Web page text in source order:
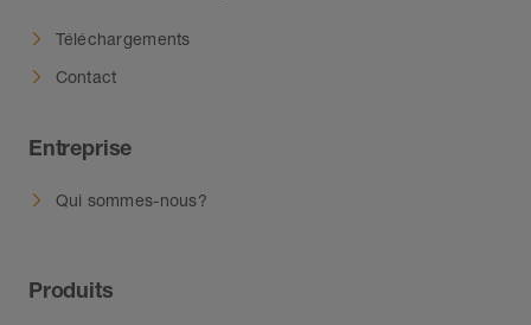
Téléchargements
Contact
Entreprise
Qui sommes-nous?
Produits